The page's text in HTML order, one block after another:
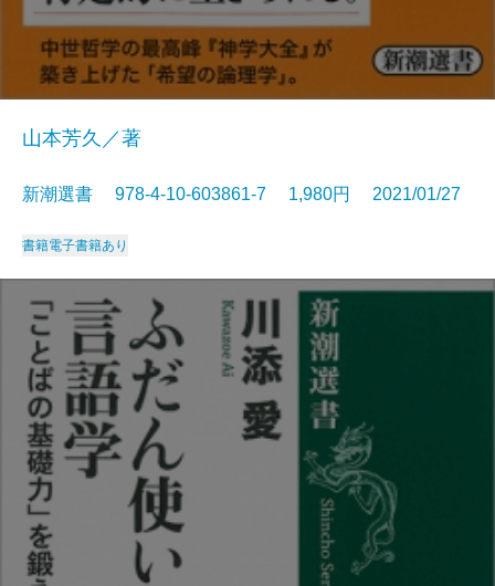
山本芳久／著
新潮選書 978-4-10-603861-7 1,980円 2021/01/27
書籍電子書籍あり